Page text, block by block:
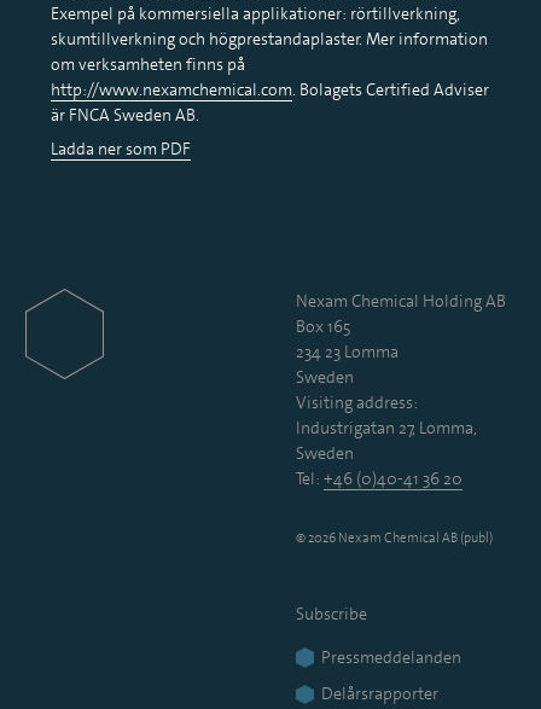
Exempel på kommersiella applikationer: rörtillverkning,
skumtillverkning och högprestandaplaster. Mer information
om verksamheten finns på
http://www.nexamchemical.com. Bolagets Certified Adviser
är FNCA Sweden AB.
Ladda ner som PDF
Nexam Chemical Holding AB
Box 165
234 23 Lomma
Sweden
Visiting address:
Industrigatan 27, Lomma,
Sweden
Tel: +46 (0)40-41 36 20
© 2026 Nexam Chemical AB (publ)
Subscribe
Pressmeddelanden
Delårsrapporter